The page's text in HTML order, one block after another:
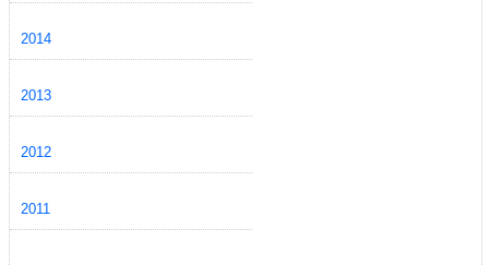
2014
2013
2012
2011